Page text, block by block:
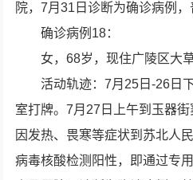
院，7月31日诊断为确诊病例，
确诊病例18：
女，68岁，现住广陵区大
活动轨迹：7月25日-26日
室打牌。7月27日上午到玉器
因发热、畏寒等症状到苏北人
病毒核酸检测阳性，即通过专